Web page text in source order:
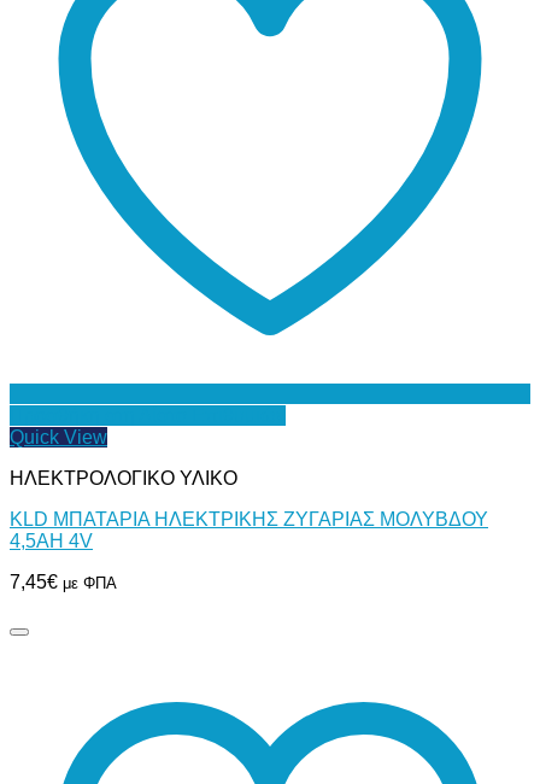
Quick View
ΗΛΕΚΤΡΟΛΟΓΙΚΟ ΥΛΙΚΟ
KLD ΜΠΑΤΑΡΙΑ ΗΛΕΚΤΡΙΚΗΣ ΖΥΓΑΡΙΑΣ ΜΟΛΥΒΔΟΥ
4,5AH 4V
7,45€ με ΦΠΑ